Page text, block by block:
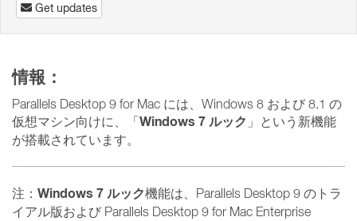
Get updates
情報：
Parallels Desktop 9 for Mac には、Windows 8 および 8.1 の
仮想マシン向けに、「Windows 7 ルック 」という新機能
が搭載されています。
注： Windows 7 ルック機能は、Parallels Desktop 9 のトラ
イアル版および Parallels Desktop 9 for Mac Enterprise